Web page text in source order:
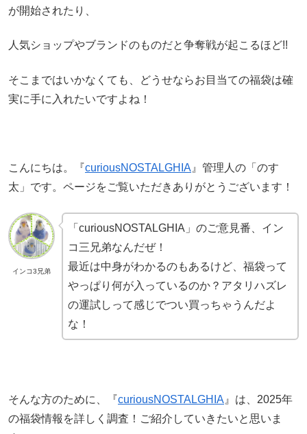
が開始されたり、
人気ショップやブランドのものだと争奪戦が起こるほど!!
そこまではいかなくても、どうせならお目当ての福袋は確
実に手に入れたいですよね！
こんにちは。『curiousNOSTALGHIA 』管理人の「のす
太」です。ページをご覧いただきありがとうございます！
インコ3兄弟
「curiousNOSTALGHIA」のご意見番、イン
コ三兄弟なんだぜ！
最近は中身がわかるのもあるけど、福袋って
やっぱり何が入っているのか？アタリハズレ
の運試しって感じでつい買っちゃうんだよ
な！
そんな方のために、『curiousNOSTALGHIA 』は、2025年
の福袋情報を詳しく調査！ご紹介していきたいと思いま